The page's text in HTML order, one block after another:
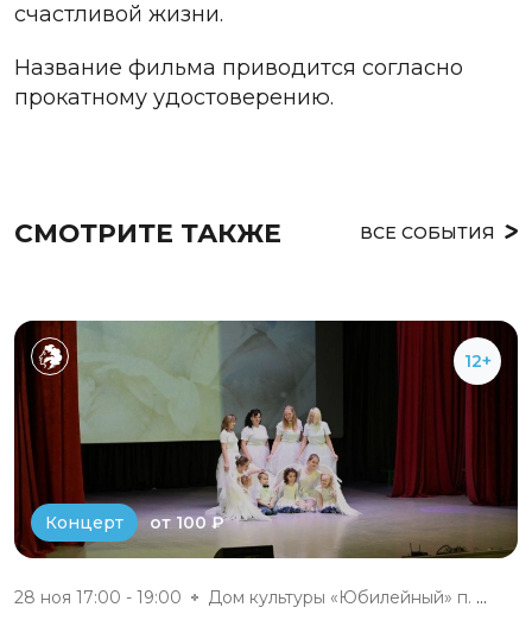
счастливой жизни.
Название фильма приводится согласно
прокатному удостоверению.
СМОТРИТЕ ТАКЖЕ ВСЕ СОБЫТИЯ
12+
Концерт от 100 ₽
28 ноя 17:00 - 19:00 Дом культуры «Юбилейный» п. Бе...